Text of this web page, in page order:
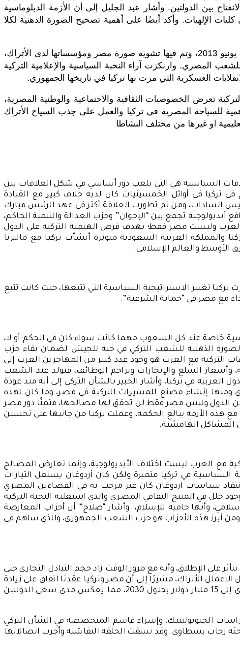
بين الدولتين. وأشار عبد الجليل إلى أن الأزمة الدبلوماسية
الإلهيات. وأكد أيضًا على أهمية تصحيح الصورة الذهنية لكلا
ومن العوامل التي أدت إلى تفاقم الأزمة الدبلوماسية بين البلدين هي الموجة الإعلامية التي أطلقتها تركيا ضد ثورة 30 يونيو 2013، وتم فيها تشويه صورة مصر ومؤسساتها لدى الأتراك،
المصري. وارنكزت آراء النخبة السياسية والإعلامية التركية
العسكرية التي مرت بها تركيا في تاريخها الجمهوري.
تعرض الخصوصيات الثقافية والاجتماعية والوطنية المصرية،
للسياحة المصرية في تركيا والعمل على جذب السياح الأتراك
او غيرها من مختلف النشاطا.
السياسية هي التي تلعب دور أساسي في شكل العلاقات بين
في تركيا في أوائل الخمسينيات كان لديه خلاف كبير مع القيادة
السادات، ومن ثم تطورت العلاقة أكثر في عهد الرئيس مبارك
تجمع بين “الإخوان” وحزب العدالة والتنمية الحاكم،
العرب وليست مصر فقط؛ بهدف فرض الهيمنة التركية على الدول
والمملكة العربية السعودية متوترة أنشأت تركيا مع ماليزيا
الأوسط والعالم الإسلامي.
تغيير الاستراتيجية السياسية التي تتبعها، حيث كانت تتبع
مع مصر في “حماية الشرعية”.
خاصة عند كل الشعوب مهما كانت سواء كان في الحكم أو لا،
الذهنية للشعب التركي في حبه للجيش لضمان بقاء حزب
التركية مع العرب هو وجود عدد كبير من المهاجرين العرب إلى
وأسعار السلع والإيجارات وتزاحم الوظائف، فتولد عند الشعب
في تركيا، وأشار الخبير بالشأن التركي إلى أنه منذ عودة
ومنها إنشاء مصنع للمسيرات التركية في مصر، وما كان لهذه
من الدول وليس مصر فقط لن تحقق لها مصالحها، مثمنًا دور مصر
هذه الأزمة ببالغ الحكمة، وعملت تركيا من جانبها على تحسين
المشاكل الهامشية.
مع العرب ليست اختلاف الأيديولوجية، وإنما تعارض المصالح
السياسية في تركيا متميزة ولكن كان أردوغان يستغل التيارات
انتقاد سياسات اردوغان كان غير مرحب به في الفضاءين المصري
خلل في المنتج الثقافي المصري والذى استغلته النخبة التركية
وأنها حامية للإسلام، وأشار “صلاح” أن أحزاب المعارضة
ومن أبرز هذه الأحزاب هو حزب الشعب الجمهوري، والذي ساهم في
على الإطلاق، وأنه مع مرور الوقت زاد حجم التبادل التجاري حتى
الأتراك، مشيرًا إلى أن مصر وتركيا عقدتا اتفاق على زيادة
عدد رحلات الطيران بين البلدين من 30 رحلة إلى 65 رحلة أسبوعيًا، ووقعتا اتفاقيات تجارية بزيادة حجم التبادل التجاري إلى 15 مليار دولار بحلول 2030، مما يعكس مدى سعى الدولتين
الجيوبوليتيك، وإسراء قاسم المتخصصة في الشأن التركي
رحاب بسطاوى. وقد نسقت الحلقة النقاشية وأجرت اتصالاتها